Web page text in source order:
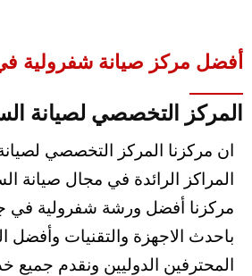
أفضل مركز صيانة شفرولية
المركز التخصصي لصيانة
ان مركزنا المركز التخصصي
المراكز الرائدة في مجال صيانة
مركزنا أفضل ورشة شفرولية في
باحدث الاجهزة والتقنيات وأفضل
المحترفين الدوليين ونقدم جميع